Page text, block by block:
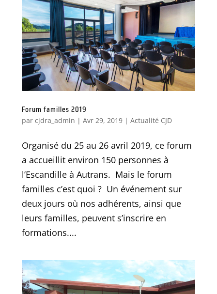
Forum familles 2019
par cjdra_admin | Avr 29, 2019| Actualité CJD
Organisé du 25 au 26 avril 2019, ce forum
a accueillit environ 150 personnes à
l’Escandille à Autrans. Mais le forum
familles c’est quoi ? Un événement sur
deux jours où nos adhérents, ainsi que
leurs familles, peuvent s’inscrire en
formations....